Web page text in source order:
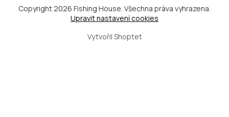
Vytvořil Shoptet
Copyright 2026 Fishing House . Všechna práva vyhrazena.
Upravit nastavení cookies